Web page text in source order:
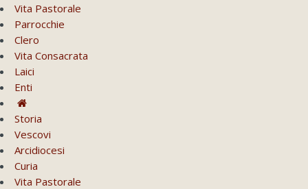
Vita Pastorale
Parrocchie
Clero
Vita Consacrata
Laici
Enti
Storia
Vescovi
Arcidiocesi
Curia
Vita Pastorale